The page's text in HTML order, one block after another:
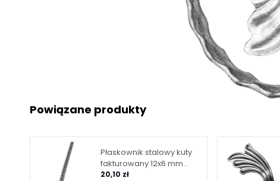
Powiązane produkty
Płaskownik stalowy kuty
fakturowany 12x6 mm
L3000 mm
20,10 zł